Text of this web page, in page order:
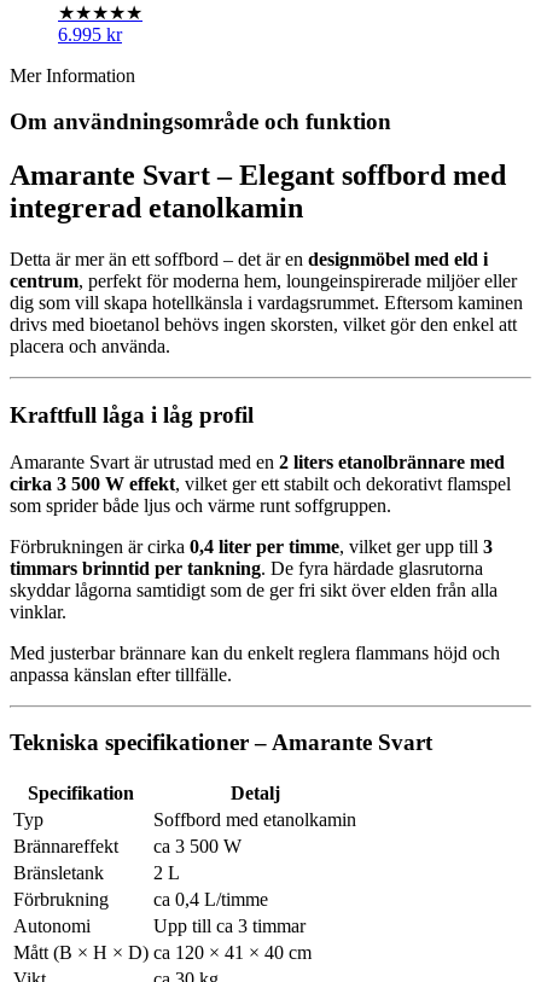
★★★★★
6.995 kr
Mer Information
Om användningsområde och funktion
Amarante Svart – Elegant soffbord med
integrerad etanolkamin
Detta är mer än ett soffbord – det är en designmöbel med eld i
centrum, perfekt för moderna hem, loungeinspirerade miljöer eller
dig som vill skapa hotellkänsla i vardagsrummet. Eftersom kaminen
drivs med bioetanol behövs ingen skorsten, vilket gör den enkel att
placera och använda.
Kraftfull låga i låg profil
Amarante Svart är utrustad med en 2 liters etanolbrännare med
cirka 3 500 W effekt, vilket ger ett stabilt och dekorativt flamspel
som sprider både ljus och värme runt soffgruppen.
Förbrukningen är cirka 0,4 liter per timme, vilket ger upp till 3
timmars brinntid per tankning. De fyra härdade glasrutorna
skyddar lågorna samtidigt som de ger fri sikt över elden från alla
vinklar.
Med justerbar brännare kan du enkelt reglera flammans höjd och
anpassa känslan efter tillfälle.
Tekniska specifikationer – Amarante Svart
Specifikation
Detalj
Typ
Soffbord med etanolkamin
Brännareffekt
ca 3 500 W
Bränsletank
2 L
Förbrukning
ca 0,4 L/timme
Autonomi
Upp till ca 3 timmar
Mått (B × H × D) ca 120 × 41 × 40 cm